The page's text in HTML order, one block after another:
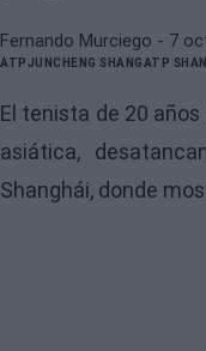
Fernando Murciego - 7
ATPJUNCHENG SHANGATP
El tenista de 20
asiática,
Shanghái, donde